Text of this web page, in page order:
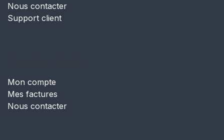
Nous contacter
Support client
Mon compte
Mes factures
Nous contacter